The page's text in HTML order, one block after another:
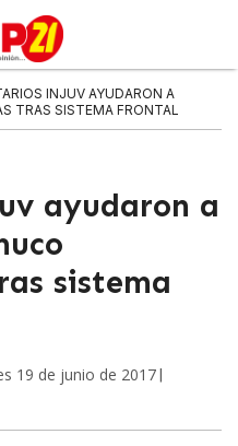
INJUV AYUDARON A
TRAS SISTEMA FRONTAL
ayudaron a
sistema
19 de junio de 2017